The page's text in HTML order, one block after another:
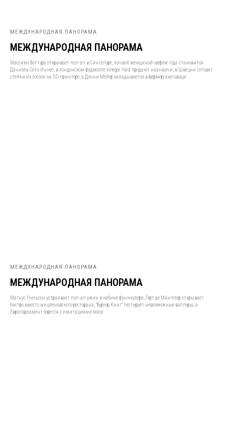
МЕЖДУНАРОДНАЯ ПАНОРАМА
МЕЖДУНАРОДНАЯ ПАНОРАМА
Массимо Боттура открывает поп-ап в Сингапуре, лучшей женщиной-шефом года становится
Даниэла Сото-Иннес, в лондонском фудмолле Vinegar Yard продают наанвичи, в Швеции готовят
стейки из лосося на 3D-принтере, а Дэнни Мейер вкладывается в фермерские овощи
МЕЖДУНАРОДНАЯ ПАНОРАМА
МЕЖДУНАРОДНАЯ ПАНОРАМА
Магнус Нильсон устраивает поп-ап ужин в кабине фуникулера, Герт де Мангелер открывает
бистро вместо мишленовского ресторана, "Бургер Кинг" тестирует невозможные вопперы, а
Европарламент борется с имитациями мяса